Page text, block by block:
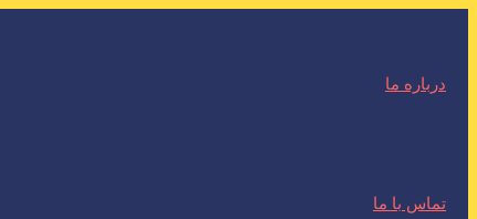
درباره ما
تماس با ما